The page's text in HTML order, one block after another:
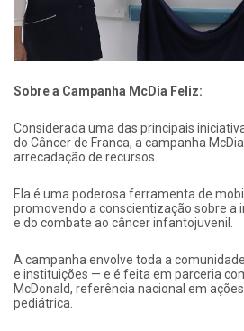
Sobre a Campanha McDia Feliz:
Considerada uma das principais
do Câncer de Franca, a campanha
arrecadação de recursos.
Ela é uma poderosa ferramenta de
promovendo a conscientização sobre a
e do combate ao câncer infantojuvenil.
A campanha envolve toda a
e instituições — e é feita em parceria
McDonald, referência nacional em
pediátrica.